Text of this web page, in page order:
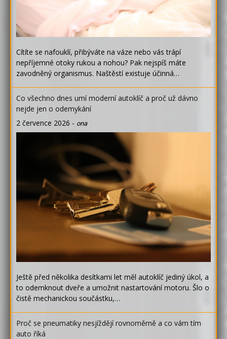
Cítíte se nafouklí, přibýváte na váze nebo vás trápí
nepříjemné otoky rukou a nohou? Pak nejspíš máte
zavodněný organismus. Naštěstí existuje účinná…
Co všechno dnes umí moderní autoklíč a proč už dávno
nejde jen o odemykání
2 července 2026 - ona
Ještě před několika desítkami let měl autoklíč jediný úkol, a
to odemknout dveře a umožnit nastartování motoru. Šlo o
čistě mechanickou součástku,…
Proč se pneumatiky nesjíždějí rovnoměrně a co vám tím
auto říká